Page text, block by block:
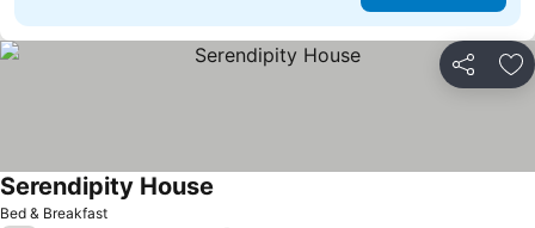
Compartir
Bed & Breakfast
Serendipity House